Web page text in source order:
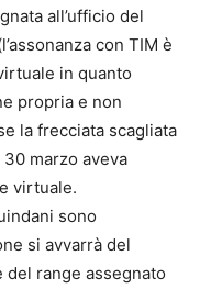
all’ufficio del
con TIM è
in quanto
propria e non
la frecciata scagliata
marzo aveva
virtuale.
sono
si avvarrà del
range assegnato